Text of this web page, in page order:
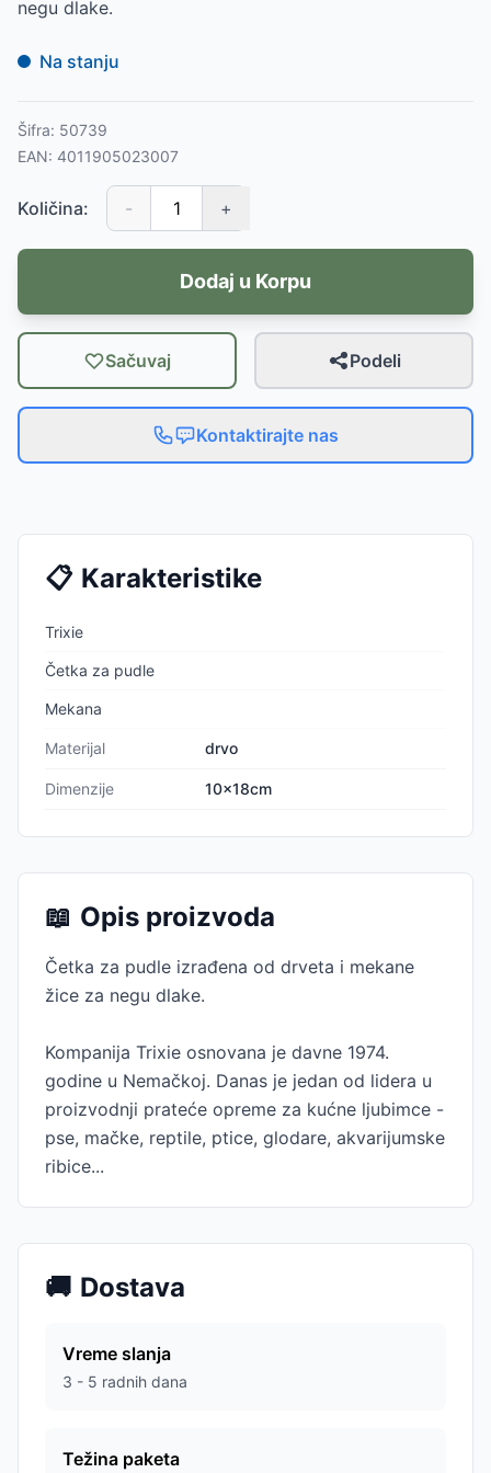
negu dlake.
Na stanju
Šifra: 50739
EAN: 4011905023007
Količina: - +
Dodaj u Korpu
Sačuvaj Podeli
Kontaktirajte nas
📋 Karakteristike
Trixie
Četka za pudle
Mekana
Materijal drvo
Dimenzije 10x18cm
📖 Opis proizvoda
Četka za pudle izrađena od drveta i mekane
žice za negu dlake.
Kompanija Trixie osnovana je davne 1974.
godine u Nemačkoj. Danas je jedan od lidera u
proizvodnji prateće opreme za kućne ljubimce -
pse, mačke, reptile, ptice, glodare, akvarijumske
ribice...
🚚 Dostava
Vreme slanja
3 - 5 radnih dana
Težina paketa